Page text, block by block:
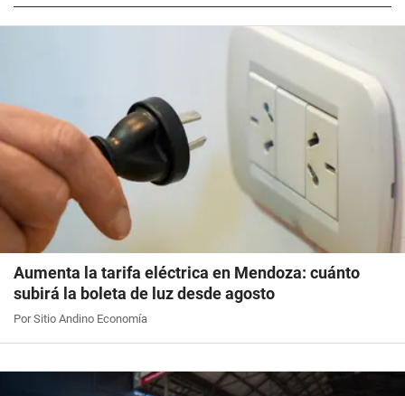
Aumenta la tarifa eléctrica en Mendoza: cuánto
subirá la boleta de luz desde agosto
Por Sitio Andino Economía